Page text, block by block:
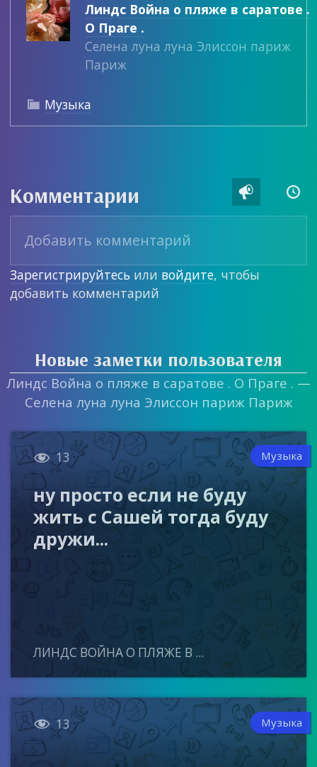
Линдс Война о пляже в саратове .
О Праге .
Селена луна луна Элиссон париж
Париж
 Музыка
Комментарии  
Зарегистрируйтесь или войдите, чтобы
добавить комментарий
Новые заметки пользователя
Линдс Война о пляже в саратове . О Праге . —
Селена луна луна Элиссон париж Париж
 13 Музыка
ну просто если не буду
жить с Сашей тогда буду
дружи...
ЛИНДС ВОЙНА О ПЛЯЖЕ В ...
 13 Музыка